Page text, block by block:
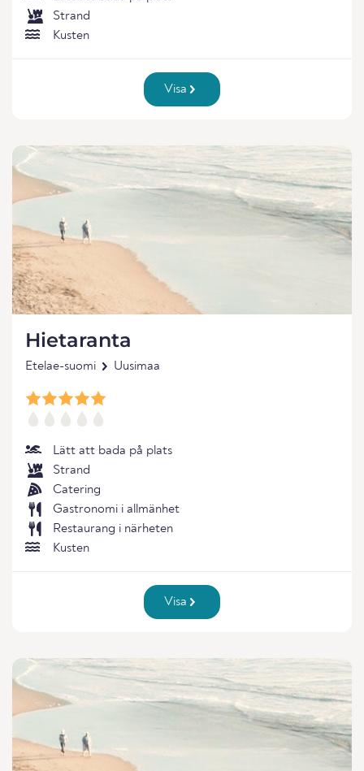
Strand
Kusten
Visa
Hietaranta
Etelae-suomi Uusimaa
Lätt att bada på plats
Strand
Catering
Gastronomi i allmänhet
Restaurang i närheten
Kusten
Visa